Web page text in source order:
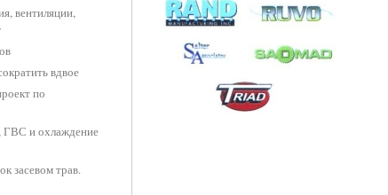
вентиляции,
вдвое
по
ГВС и охлаждение
засевом трав.